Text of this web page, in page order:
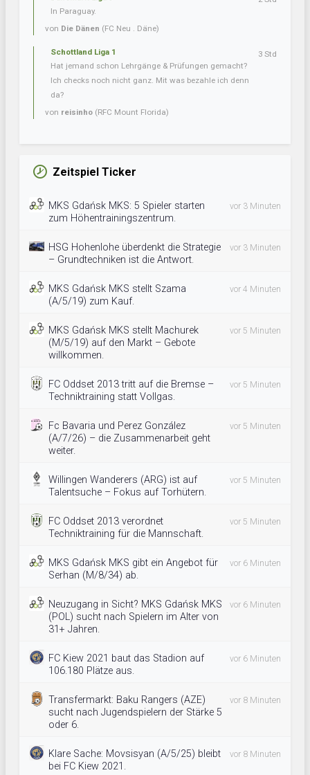
In Paraguay.
von Die Dänen (FC Neu . Däne)
Schottland Liga 1
Hat jemand schon Lehrgänge & Prüfungen gemacht?
Ich checks noch nicht ganz. Mit was bezahle ich denn
da?
von reisinho (RFC Mount Florida)
3 Std
Zeitspiel Ticker
MKS Gdańsk MKS: 5 Spieler starten
zum Höhentrainingszentrum.
vor 3 Minuten
HSG Hohenlohe überdenkt die Strategie
– Grundtechniken ist die Antwort.
vor 3 Minuten
MKS Gdańsk MKS stellt Szama
(A/5/19) zum Kauf.
vor 4 Minuten
MKS Gdańsk MKS stellt Machurek
(M/5/19) auf den Markt – Gebote
willkommen.
vor 5 Minuten
FC Oddset 2013 tritt auf die Bremse –
Techniktraining statt Vollgas.
vor 5 Minuten
Fc Bavaria und Perez González
(A/7/26) – die Zusammenarbeit geht
weiter.
vor 5 Minuten
Willingen Wanderers (ARG) ist auf
Talentsuche – Fokus auf Torhütern.
vor 5 Minuten
FC Oddset 2013 verordnet
Techniktraining für die Mannschaft.
vor 5 Minuten
MKS Gdańsk MKS gibt ein Angebot für
Serhan (M/8/34) ab.
vor 6 Minuten
Neuzugang in Sicht? MKS Gdańsk MKS
(POL) sucht nach Spielern im Alter von
31+ Jahren.
vor 6 Minuten
FC Kiew 2021 baut das Stadion auf
106.180 Plätze aus.
vor 6 Minuten
Transfermarkt: Baku Rangers (AZE)
sucht nach Jugendspielern der Stärke 5
oder 6.
vor 8 Minuten
Klare Sache: Movsisyan (A/5/25) bleibt
bei FC Kiew 2021.
vor 8 Minuten